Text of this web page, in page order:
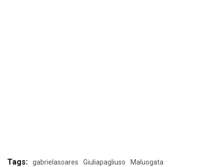
Tags: gabrielasoares Giuliapagliuso Maluogata